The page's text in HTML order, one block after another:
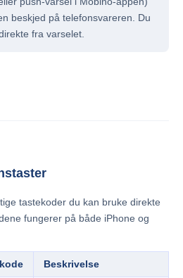
beskjed på telefonsvareren. Du
fra varselet.
tastekoder du kan bruke direkte
fungerer på både iPhone og
Beskrivelse